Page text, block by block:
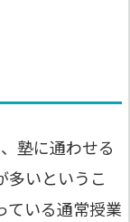
塾に通わせる
多いというこ
ている通常授業